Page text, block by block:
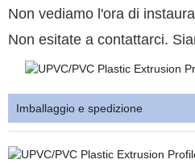
Non vediamo l'ora di
Non esitate a contattarci.
Imballaggio e spedizione